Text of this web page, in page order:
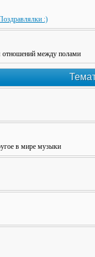
:)
отношений между полами
в мире музыки